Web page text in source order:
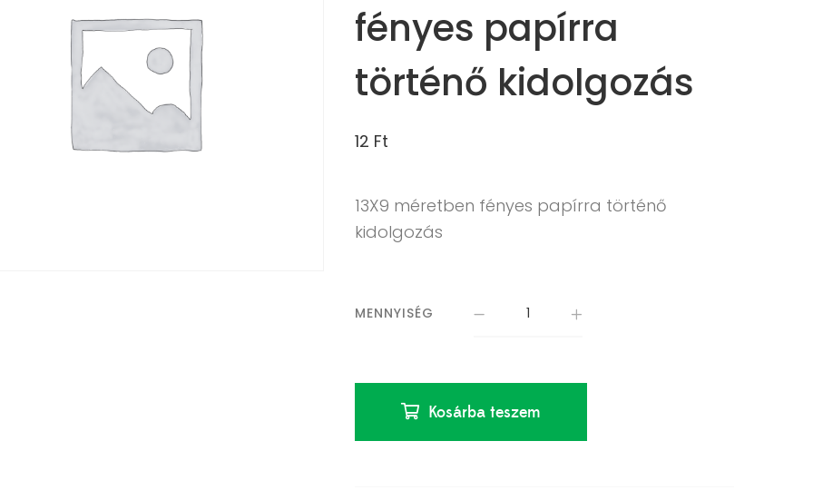
fényes papírra
történő kidolgozás
12 Ft
13X9 méretben fényes papírra történő
kidolgozás
MENNYISÉG
Kosárba teszem